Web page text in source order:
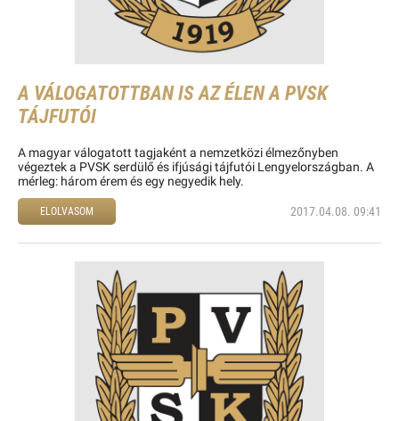
A VÁLOGATOTTBAN IS AZ ÉLEN A PVSK
TÁJFUTÓI
A magyar válogatott tagjaként a nemzetközi élmezőnyben
végeztek a PVSK serdülő és ifjúsági tájfutói Lengyelországban. A
mérleg: három érem és egy negyedik hely.
ELOLVASOM 2017.04.08. 09:41